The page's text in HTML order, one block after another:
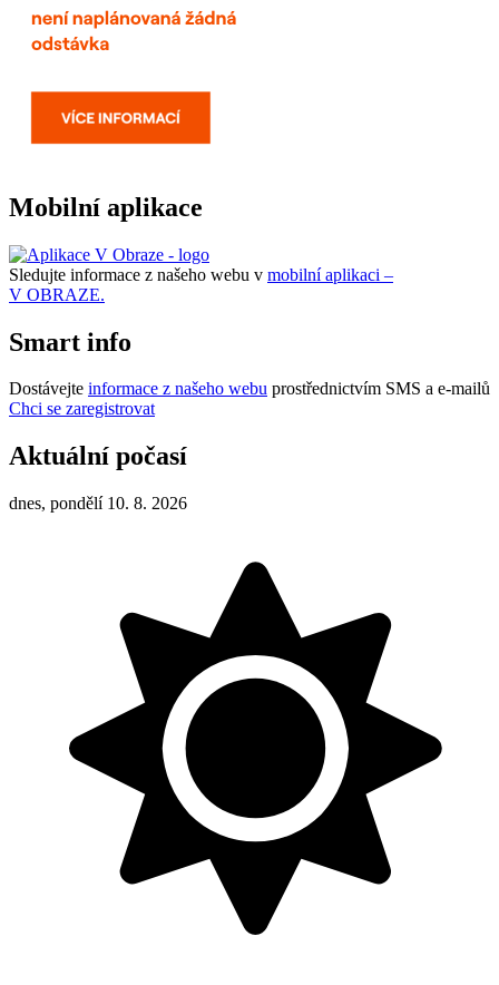
Mobilní aplikace
Sledujte informace z našeho webu v mobilní aplikaci –
V OBRAZE.
Smart info
Dostávejte informace z našeho webu prostřednictvím SMS a e-mailů
Chci se zaregistrovat
Aktuální počasí
dnes, pondělí 10. 8. 2026